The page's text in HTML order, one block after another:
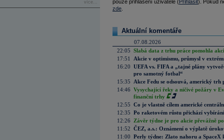
více...
pouze přihlášení uživatelé (Přihlásit). Pokud
zde
Aktuální komentáře
07.08.2026
22:05 Slabá data z trhu práce pomohla
17:51
Akcie v optimismu, průmysl v
16:20 UEFA vs. FIFA a „tajné plány
pro samotný fotbal“
15:35
Akce Fedu se odsouvá, americký
14:46 Vysychající řeky a ničivé požáry v
finanční trhy
12:55 Co je vlastně cílem americké
12:35 Po raketovém růstu přichází
12:26
Závěr týdne je pro akcie převážně
11:52 ČEZ, a.s.: Oznámení o výplatě
11:00 Perly týdne: Zlato nahoru a SpaceX